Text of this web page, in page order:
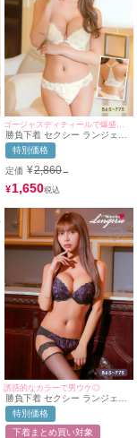
ゴージャスディティールで爆盛れ♡
勝負下着 セクシー ランジェリ
ー エレガント フラワーレース
刺繍 チュールベール フロント
ホック ワイヤー ブラジャー T
バックショーツ 2点セット
特別価格
定価 ¥2,860→
¥1,650
誘惑的なカラーで男ウケ◎
勝負下着 セクシー ランジェリ
ー ゴージャスフラワー 刺繍 レ
ース ワイヤー ブラジャー ショ
ーツ 2点セット
特別価格
下着まとめ買い対象